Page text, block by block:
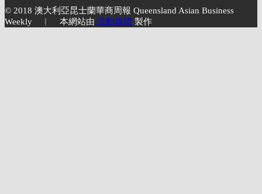
© 2018 澳大利亞昆士蘭華商周報 Queensland Asian Business
Weekly ︱ 本網站由 流動媒體 製作